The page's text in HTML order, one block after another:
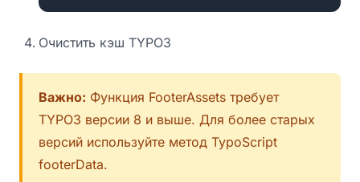
Очистить кэш TYPO3
Важно: Функция FooterAssets требует
TYPO3 версии 8 и выше. Для более старых
версий используйте метод TypoScript
footerData.